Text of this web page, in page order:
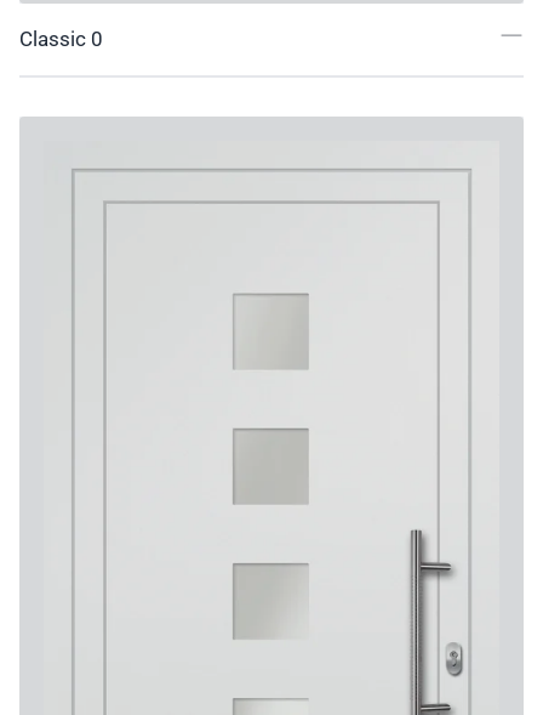
Classic 0